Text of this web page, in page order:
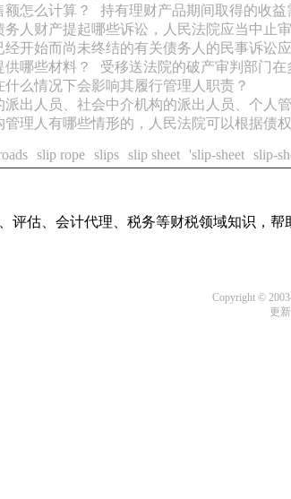
怎么计算？
持有理财产品期间取得的收益
人财产提起哪些诉讼，人民法院应当中止
开始而尚未终结的有关债务人的民事诉讼
哪些材料？
受移送法院的破产审判部门在
么情况下会影响其履行管理人职责？
出人员、社会中介机构的派出人员、个人
理人有哪些情形的，人民法院可以根据债
slip rope slips slip sheet 'slip-sheet slip-
评估、会计代理、税务等财税领域知识，帮
Copyright ©
更